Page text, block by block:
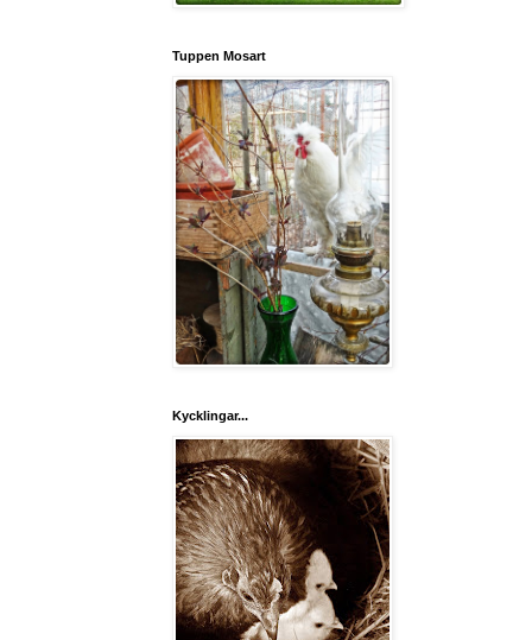
Tuppen Mosart
Kycklingar...